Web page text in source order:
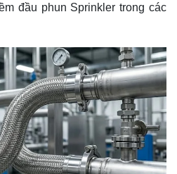
đầu phun Sprinkler trong các